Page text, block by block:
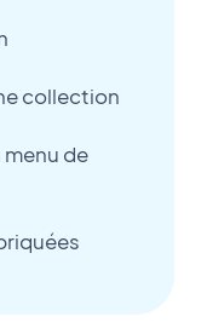
collection
de